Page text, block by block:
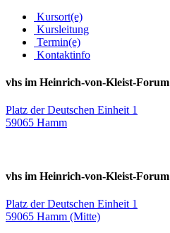
Kursort(e)
Kursleitung
Termin(e)
Kontaktinfo
vhs im Heinrich-von-Kleist-Forum
Platz der Deutschen Einheit 1
59065 Hamm
vhs im Heinrich-von-Kleist-Forum
Platz der Deutschen Einheit 1
59065 Hamm (Mitte)